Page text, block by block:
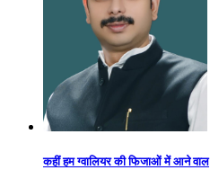
कहीं हम ग्वालियर की फिजाओं में आने वाल